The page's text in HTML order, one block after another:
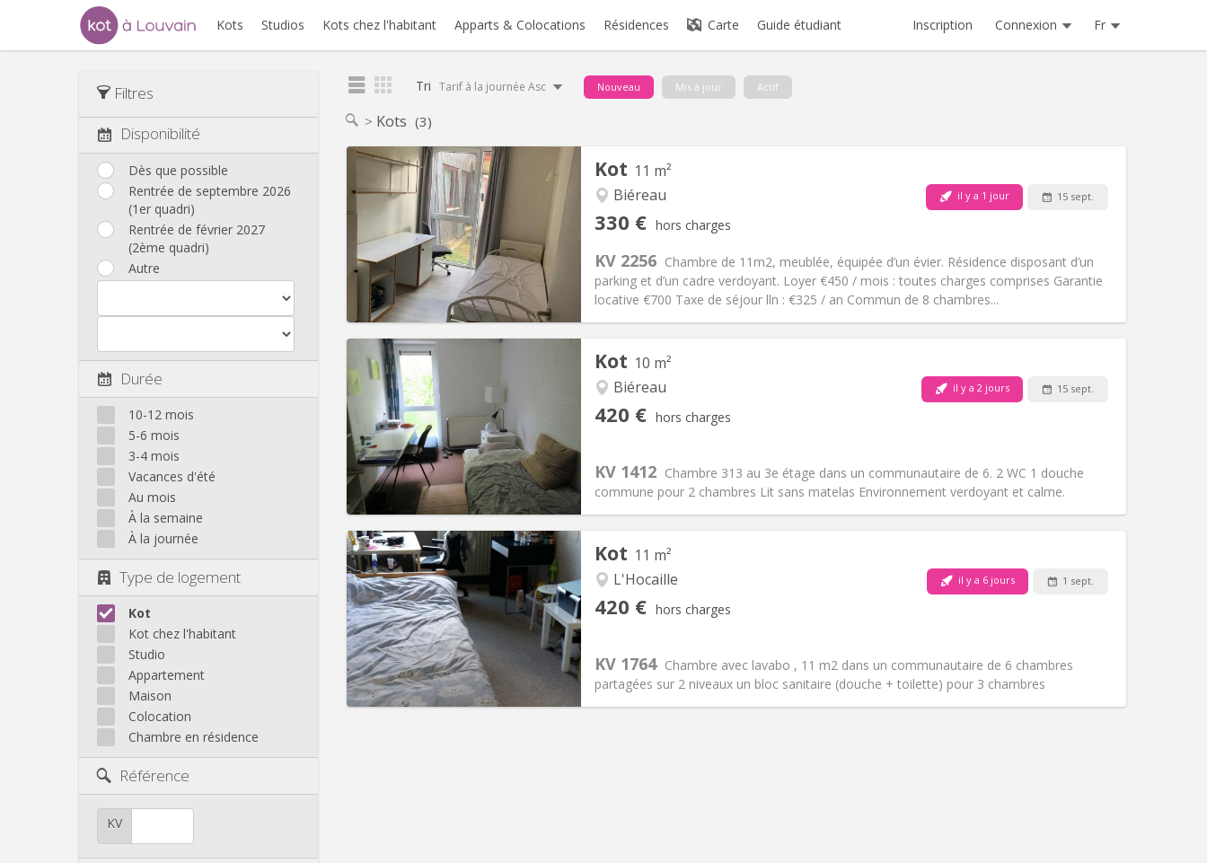
Kots Studios Kots chez l'habitant Apparts & Colocations Résidences Carte Guide étudiant Inscription Connexion Fr
Filtres
Disponibilité
Dès que possible
Rentrée de septembre 2026
(1er quadri)
Rentrée de février 2027
(2ème quadri)
Autre
Durée
10-12 mois
5-6 mois
3-4 mois
Vacances d'été
Au mois
À la semaine
À la journée
Type de logement
Kot
Kot chez l'habitant
Studio
Appartement
Maison
Colocation
Chambre en résidence
Référence
KV
Tri Tarif à la journée Asc Nouveau Mis à jour Actif
Kots (3)
Kot 11 m²
Biéreau
330 € hors charges
il y a 1 jour 15 sept.
KV 2256 Chambre de 11m2, meublée, équipée d’un évier. Résidence disposant d’un
parking et d’un cadre verdoyant. Loyer €450 / mois : toutes charges comprises Garantie
locative €700 Taxe de séjour lln : €325 / an Commun de 8 chambres...
Infos Pratiques
Loyer: 330 €
Charges:120 €
Durée:12 mois
Domiciliation:Non
Aménagement
Salle de bain:Commune
Superficie:11 m2
Autre
Atmosphère:Studieuse,
Non-fumeur
Animaux de compagnie:Non
Kot 10 m²
Biéreau
420 € hors charges
il y a 2 jours 15 sept.
KV 1412 Chambre 313 au 3e étage dans un communautaire de 6. 2 WC 1 douche
commune pour 2 chambres Lit sans matelas Environnement verdoyant et calme.
Infos Pratiques
Loyer:420 €
Charges:80 €
Durée:12 mois
Domiciliation: Non
Aménagement
Superficie:10 m2
Autre
Animaux de compagnie:Non
Kot 11 m²
L'Hocaille
420 € hors charges
il y a 6 jours 1 sept.
KV 1764 Chambre avec lavabo , 11 m2 dans un communautaire de 6 chambres
partagées sur 2 niveaux un bloc sanitaire (douche + toilette) pour 3 chambres
Infos Pratiques
Loyer:420 €
Charges:110 €
Durée:12 mois
Domiciliation:Non
Aménagement
Superficie:11 m2
Autre
Animaux de compagnie:Non